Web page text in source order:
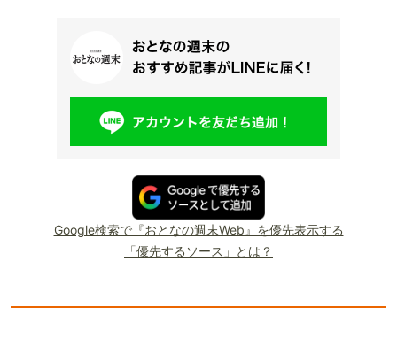
Google検索で『おとなの週末Web』を優先表示する
「優先するソース」とは？